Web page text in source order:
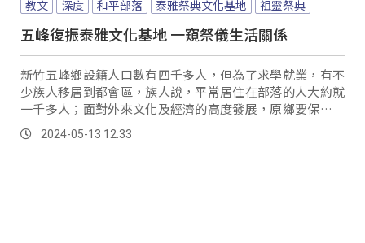
教文 深度 和平部落 泰雅祭典文化基地 祖靈祭典
五峰復振泰雅文化基地 一窺祭儀生活關係
新竹五峰鄉設籍人口數有四千多人，但為了求學就業，有不
少族人移居到都會區，族人說，平常居住在部落的人大約就
一千多人；面對外來文化及經濟的高度發展，原鄉要保留傳
統文化，人不在，也面臨了極大挑戰，部落長輩也不得不一
起好好思考該如何重新把人給找回來？五峰鄉公所連結中央
2024-05-13 12:33